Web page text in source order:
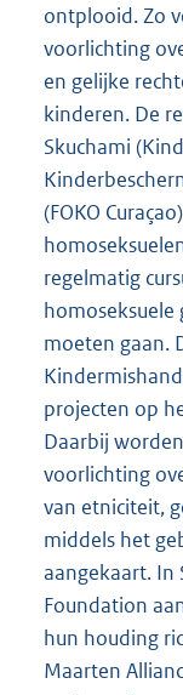
ontplooid. Zo
voorlichting
en gelijke
kinderen. De
Skuchami
(FOKO
regelmatig
homoseksuele
moeten gaan.
projecten op
Daarbij
voorlichting
van etniciteit,
middels het
aangekaart. In
Foundation
hun houding
Maarten